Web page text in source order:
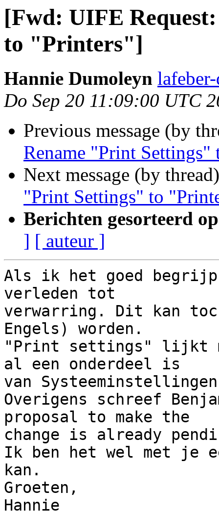
[Fwd: UIFE
to "Printers"]
Hannie Dumoleyn
Do Sep 20 11:09:00 UTC
Previous message (by
Rename "Print
Next message (by
"Print Settings" to
Berichten gesorteerd
] [ auteur ]
Als ik het goed
verleden tot
verwarring. Dit kan
Engels) worden.
"Print settings" lijkt
al een onderdeel is
van
Overigens schreef
proposal to make the
change is already
Ik ben het wel met je
kan.
Groeten,
Hannie